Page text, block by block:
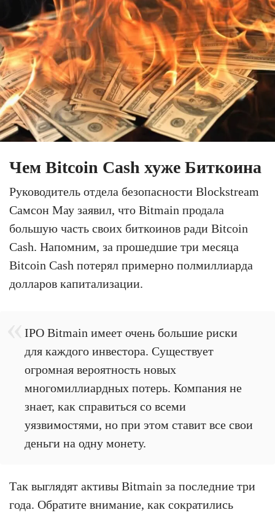
Чем Bitcoin Cash хуже Биткоина
Руководитель отдела безопасности Blockstream
Самсон Мау заявил, что Bitmain продала
большую часть своих биткоинов ради Bitcoin
Cash. Напомним, за прошедшие три месяца
Bitcoin Cash потерял примерно полмиллиарда
долларов капитализации.
IPO Bitmain имеет очень большие риски
для каждого инвестора. Существует
огромная вероятность новых
многомиллиардных потерь. Компания не
знает, как справиться со всеми
уязвимостями, но при этом ставит все свои
деньги на одну монету.
Так выглядят активы Bitmain за последние три
года. Обратите внимание, как сократились